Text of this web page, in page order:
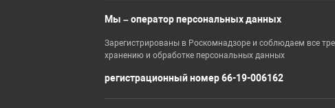
Мы – оператор персональных данных
Зарегистрированы в Роскомнадзоре и соблюдаем все
хранению и обработке персональных данных
регистрационный номер 66-19-006162